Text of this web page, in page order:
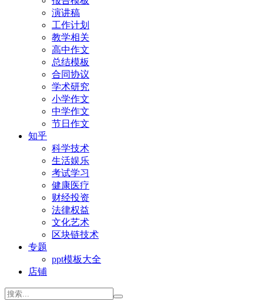
演讲稿
工作计划
教学相关
高中作文
总结模板
合同协议
学术研究
小学作文
中学作文
节日作文
知乎
科学技术
生活娱乐
考试学习
健康医疗
财经投资
法律权益
文化艺术
区块链技术
专题
ppt模板大全
店铺